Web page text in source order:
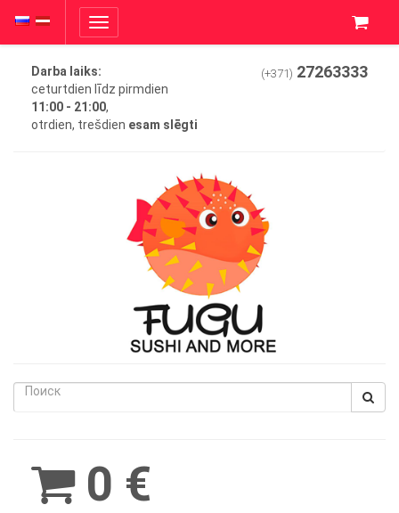
Toggle
navigation
Darba laiks:
ceturtdien līdz pirmdien
11:00 - 21:00,
otrdien, trešdien esam slēgti
(+371) 27263333
BetWest0 €